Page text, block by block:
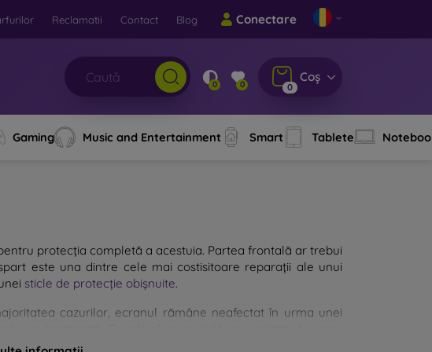
Reclamatii Contact Blog Conectare
0 0 0
Coș
Gaming Music and Entertainment Smart Tablete
protecția completă a acestuia. Partea frontală ar trebui
este una dintre cele mai costisitoare reparații ale unui
sticle de protecție obișnuite.
cazurilor, ecranul rămâne neafectat în urma unei
piață există mai multe tipuri de sticlă securizată pentru